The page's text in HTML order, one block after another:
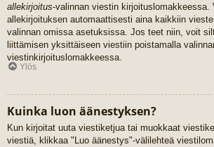
allekirjoitus-valinnan viestin kirjoituslomakkeessa.
allekirjoituksen automaattisesti aina kaikkiin
valinnan omissa asetuksissa. Jos teet niin, voit
liittämisen yksittäiseen viestiin poistamalla
viestinkirjoituslomakkeessa.
Ylös
Kuinka luon äänestyksen?
Kun kirjoitat uuta viestiketjua tai muokkaat
viestiä, klikkaa "Luo äänestys"-välilehteä